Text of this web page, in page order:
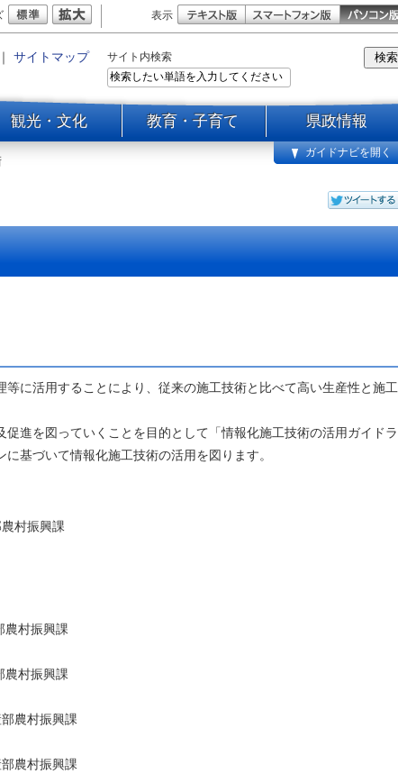
表示
｜ サイトマップ サイト内検索
観光・文化 教育・子育て 県政情報
ガイドナビを開く
に活用することにより、従来の施工技術と比べて高い生産性と施工
進を図っていくことを目的として「情報化施工技術の活用ガイドラ
基づいて情報化施工技術の活用を図ります。
村振興課
農村振興課
農村振興課
農村振興課
農村振興課